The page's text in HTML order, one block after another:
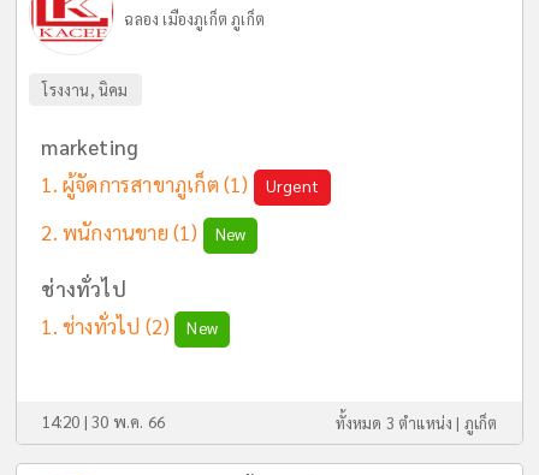
ฉลอง เมืองภูเก็ต ภูเก็ต
โรงงาน, นิคม
marketing
ผู้จัดการสาขาภูเก็ต(1) Urgent
พนักงานขาย(1) New
ช่างทั่วไป
ช่างทั่วไป (2) New
14:20 | 30 พ.ค. 66 ทั้งหมด 3 ตำแหน่ง | ภูเก็ต